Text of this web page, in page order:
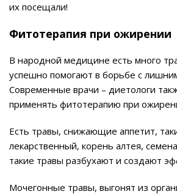
их посещали!
Фитотерапия при ожирении
В народной медицине есть много
успешно помогают в борьбе с
Современные врачи – диетологи
применять фитотерапию при
Есть травы, снижающие аппетит,
лекарственный, корень алтея,
такие травы разбухают и создают
Мочегонные травы, выгонят из